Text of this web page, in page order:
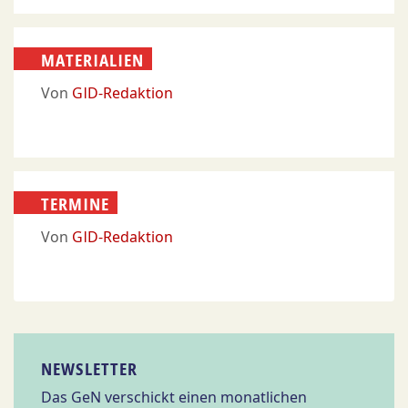
MATERIALIEN
Von GID-Redaktion
TERMINE
Von GID-Redaktion
NEWSLETTER
Das GeN verschickt einen monatlichen